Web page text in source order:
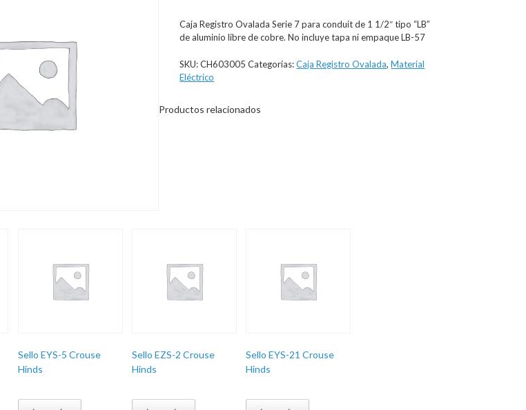
Caja Registro Ovalada Serie 7 para conduit de 1 1/2″ tipo “LB”
de aluminio libre de cobre. No incluye tapa ni empaque LB-57
SKU:CH603005 Categorías:Caja Registro Ovalada,Material
Eléctrico
Productos relacionados
Sello EYS-5 Crouse
Hinds
Sello EZS-2 Crouse
Hinds
Sello EYS-21 Crouse
Hinds